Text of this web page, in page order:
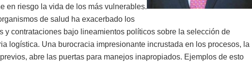
en riesgo la vida de los más vulnerables.
de salud ha exacerbado los
y contrataciones bajo lineamientos políticos sobre la selección de
logística. Una burocracia impresionante incrustada en los procesos, la
abre las puertas para manejos inapropiados. Ejemplos de esto